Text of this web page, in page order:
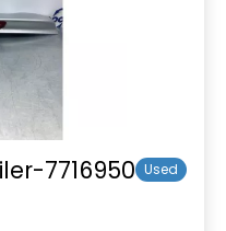
7716950 Used